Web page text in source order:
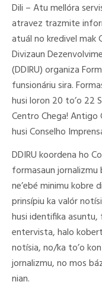
Dili – Atu mellóra
atravez trazmite
atuál no kredivel mak
Divizaun
(DDIRU) organiza
funsionáriu sira.
husi loron 20 to’o 22
Centro Chega! Antigo
husi Conselho
DDIRU koordena ho
formasaun jornalizmu
ne’ebé minimu kobre
prinsípiu ka valór
husi identifika
entervista, halo
notísia, no/ka to’o
jornalizmu, no mos
nian.